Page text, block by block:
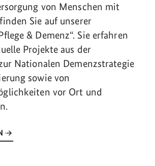
von Menschen mit
Sie auf unserer
& Demenz“. Sie erfahren
Projekte aus der
Nationalen Demenzstrategie
sowie von
vor Ort und